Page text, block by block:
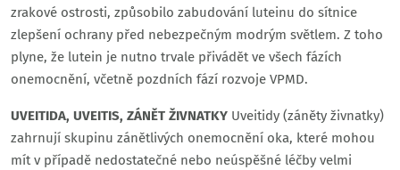
zrakové ostrosti, způsobilo zabudování luteinu do sítnice
zlepšení ochrany před nebezpečným modrým světlem. Z toho
plyne, že lutein je nutno trvale přivádět ve všech fázích
onemocnění, včetně pozdních fází rozvoje VPMD.
UVEITIDA, UVEITIS, ZÁNĚT ŽIVNATKY Uveitidy (záněty živnatky)
zahrnují skupinu zánětlivých onemocnění oka, které mohou
mít v případě nedostatečné nebo neúspěšné léčby velmi